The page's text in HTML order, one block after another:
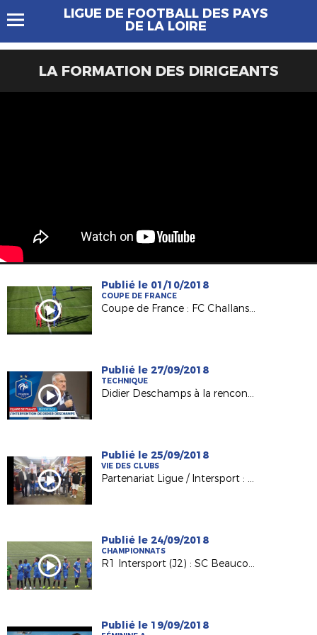
LIGUE DE FOOTBALL DES PAYS
DE LA LOIRE
LA FORMATION DES DIRIGEANTS
Publié le 01/10/2018
COUPE DE FRANCE
Coupe de France : FC Challans / RC La Flèche, le résumé !
Publié le 27/09/2018
TECHNIQUE
Didier Deschamps à la rencontre de nos techniciens
Publié le 25/09/2018
VIE DES CLUBS
Partenariat Ligue / Intersport : du bonus pour les clubs !
Publié le 24/09/2018
CHAMPIONNATS
R1 Intersport (J2) : SC Beaucouzé / VS Ferté-Bernard
Publié le 19/09/2018